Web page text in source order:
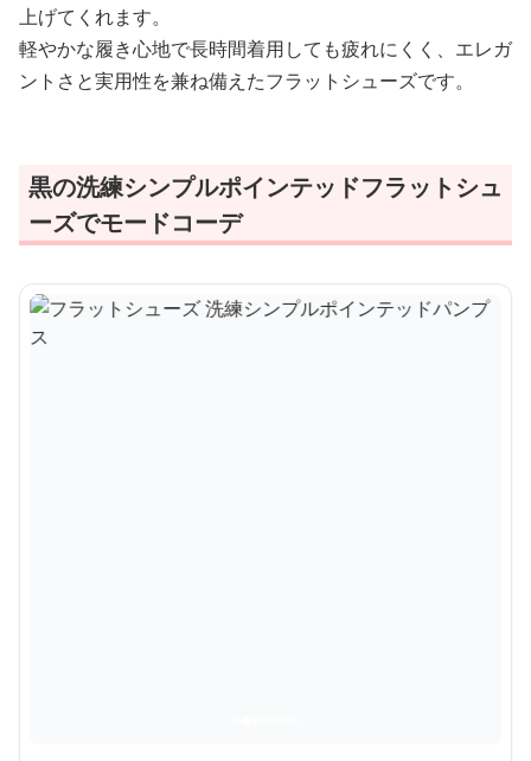
上げてくれます。
軽やかな履き心地で長時間着用しても疲れにくく、エレガ
ントさと実用性を兼ね備えたフラットシューズです。
黒の洗練シンプルポインテッドフラットシュ
ーズでモードコーデ